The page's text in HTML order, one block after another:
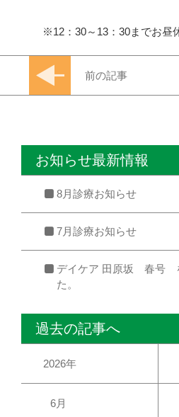
12：30～13：30までお昼
前の記事
お知らせ最新情報
8月診療お知らせ
7月診療お知らせ
デイケア 田原坂 春号
た。
過去の記事へ
2026年
6月